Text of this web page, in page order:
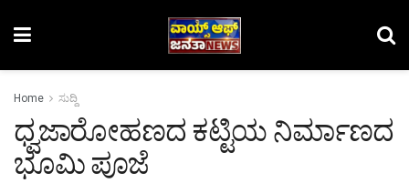
Home ಸುದ್ದಿ
ಧ್ವಜಾರೋಹಣದ ಕಟ್ಟಿಯ ನಿರ್ಮಾಣದ
ಭೂಮಿ ಪೂಜೆ